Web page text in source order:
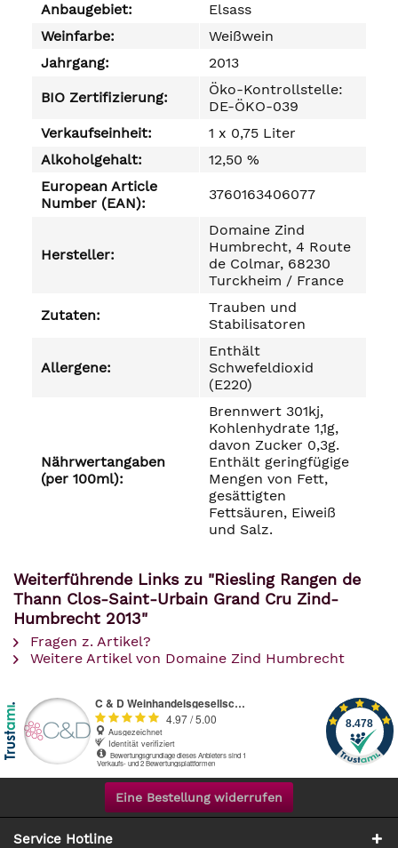
Anbaugebiet:
Elsass
Weinfarbe:
Weißwein
Jahrgang:
2013
BIO Zertifizierung:
Öko-Kontrollstelle:
DE-ÖKO-039
Verkaufseinheit:
1 x 0,75 Liter
Alkoholgehalt:
12,50 %
European Article
Number (EAN):
3760163406077
Hersteller:
Domaine Zind
Humbrecht, 4 Route
de Colmar, 68230
Turckheim / France
Zutaten:
Trauben und
Stabilisatoren
Allergene:
Enthält
Schwefeldioxid
(E220)
Nährwertangaben
(per 100ml):
Brennwert 301kj,
Kohlenhydrate 1,1g,
davon Zucker 0,3g.
Enthält geringfügige
Mengen von Fett,
gesättigten
Fettsäuren, Eiweiß
und Salz.
Weiterführende Links zu "Riesling Rangen de
Thann Clos-Saint-Urbain Grand Cru Zind-
Humbrecht 2013"
Fragen z. Artikel?
Weitere Artikel von Domaine Zind Humbrecht
Eine Bestellung widerrufen
Service Hotline